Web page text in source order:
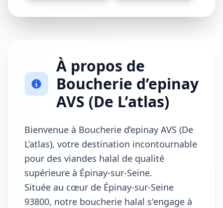
À propos de
Boucherie d’epinay
AVS (De L’atlas)
Bienvenue à Boucherie d’epinay AVS (De
L’atlas), votre destination incontournable
pour des viandes halal de qualité
supérieure à Épinay-sur-Seine.
Située au cœur de Épinay-sur-Seine
93800, notre boucherie halal s'engage à